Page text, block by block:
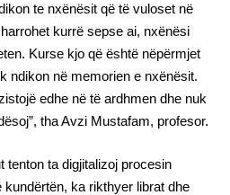
te nxënësit që të vuloset në
kurrë sepse ai, nxënësi
Kurse kjo që është nëpërmjet
ndikon në memorien e nxënësit.
edhe në të ardhmen dhe nuk
tha Avzi Mustafam, profesor.
tenton ta digjitalizoj procesin
kundërtën, ka rikthyer librat dhe